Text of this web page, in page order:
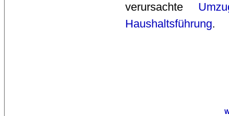
verursachte
Haushaltsführung.